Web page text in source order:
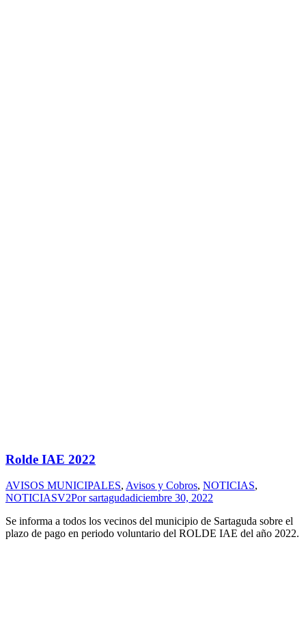
Rolde IAE 2022
AVISOS MUNICIPALES, Avisos y Cobros, NOTICIAS,
NOTICIASV2Porsartagudadiciembre 30, 2022
Se informa a todos los vecinos del municipio de Sartaguda sobre el
plazo de pago en periodo voluntario del ROLDE IAE del año 2022.